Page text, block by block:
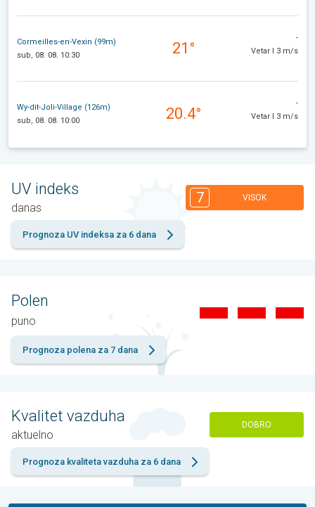
Cormeilles-en-Vexin (99m)
sub, 08. 08. 10:30
21°
-
Vetar I 3 m/s
Wy-dit-Joli-Village (126m)
sub, 08. 08. 10:00
20.4°
-
Vetar I 3 m/s
UV indeks
danas
7 VISOK
Prognoza UV indeksa za 6 dana
Polen
puno
Prognoza polena za 7 dana
Kvalitet vazduha
aktuelno
DOBRO
Prognoza kvaliteta vazduha za 6 dana